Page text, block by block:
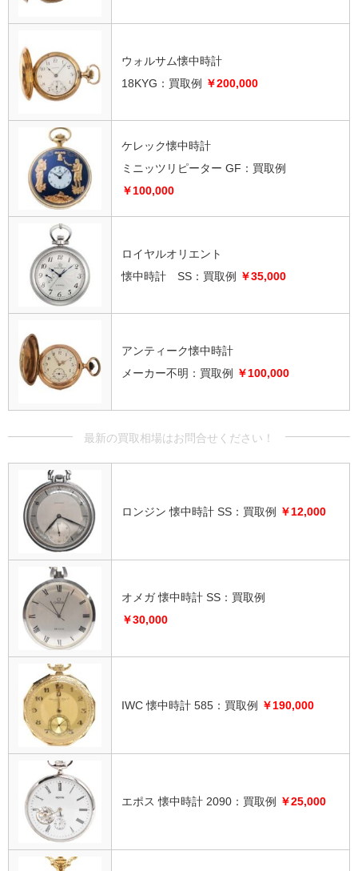
ウォルサム懐中時計
18KYG： 買取例 ￥200,000
ケレック懐中時計
ミニッツリピーター GF： 買取例
￥100,000
ロイヤルオリエント
懐中時計 SS：買取例
￥35,000
アンティーク懐中時計
メーカー不明：買取例
￥100,000
ロンジン 懐中時計 SS：買取例 ￥12,000
オメガ 懐中時計 SS：買取例
￥30,000
IWC 懐中時計 585：買取例 ￥190,000
エポス 懐中時計 2090：買取例 ￥25,000